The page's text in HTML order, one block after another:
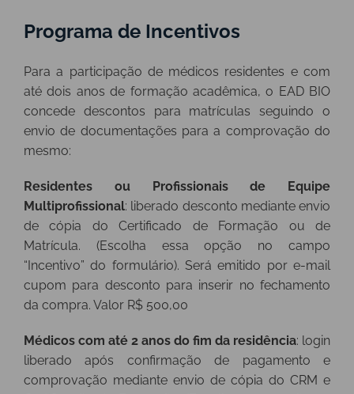
Programa de Incentivos
Para a participação de médicos residentes e com
até dois anos de formação acadêmica, o EAD BIO
concede descontos para matrículas seguindo o
envio de documentações para a comprovação do
mesmo:
Residentes ou Profissionais de Equipe
Multiprofissional: liberado desconto mediante envio
de cópia do Certificado de Formação ou de
Matrícula. (Escolha essa opção no campo
“Incentivo” do formulário). Será emitido por e-mail
cupom para desconto para inserir no fechamento
da compra. Valor R$ 500,00
Médicos com até 2 anos do fim da residência: login
liberado após confirmação de pagamento e
comprovação mediante envio de cópia do CRM e